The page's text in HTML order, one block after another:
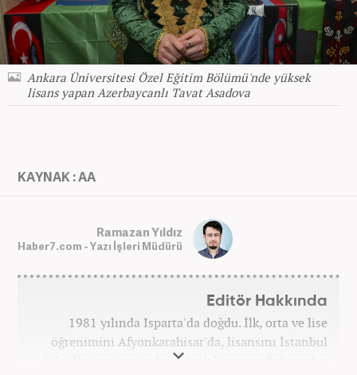
Ankara Üniversitesi Özel Eğitim Bölümü'nde yüksek
lisans yapan Azerbaycanlı Tavat Asadova
KAYNAK : AA
Ramazan Yıldız
Haber7.com - Yazı İşleri Müdürü
Editör Hakkında
1981 yılında Isparta'da doğdu. İlk, orta ve lise
öğrenimini Afyonkarahisar'da, lisansını İstanbul
Bilgi Üniversitesi'nde, yüksek lisansını Bahçeşehir